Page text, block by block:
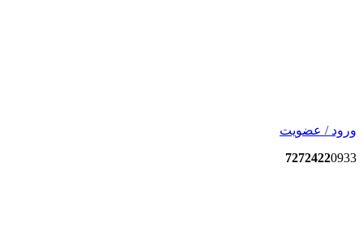
ورود / عضویت
72724220933